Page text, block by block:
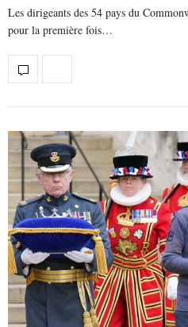
Les dirigeants des 54 pays du
pour la première fois…